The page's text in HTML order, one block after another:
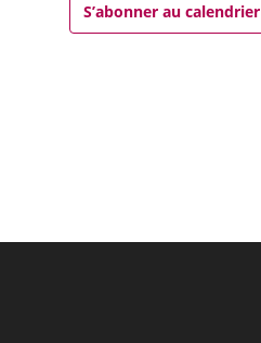
S’abonner au calendrier